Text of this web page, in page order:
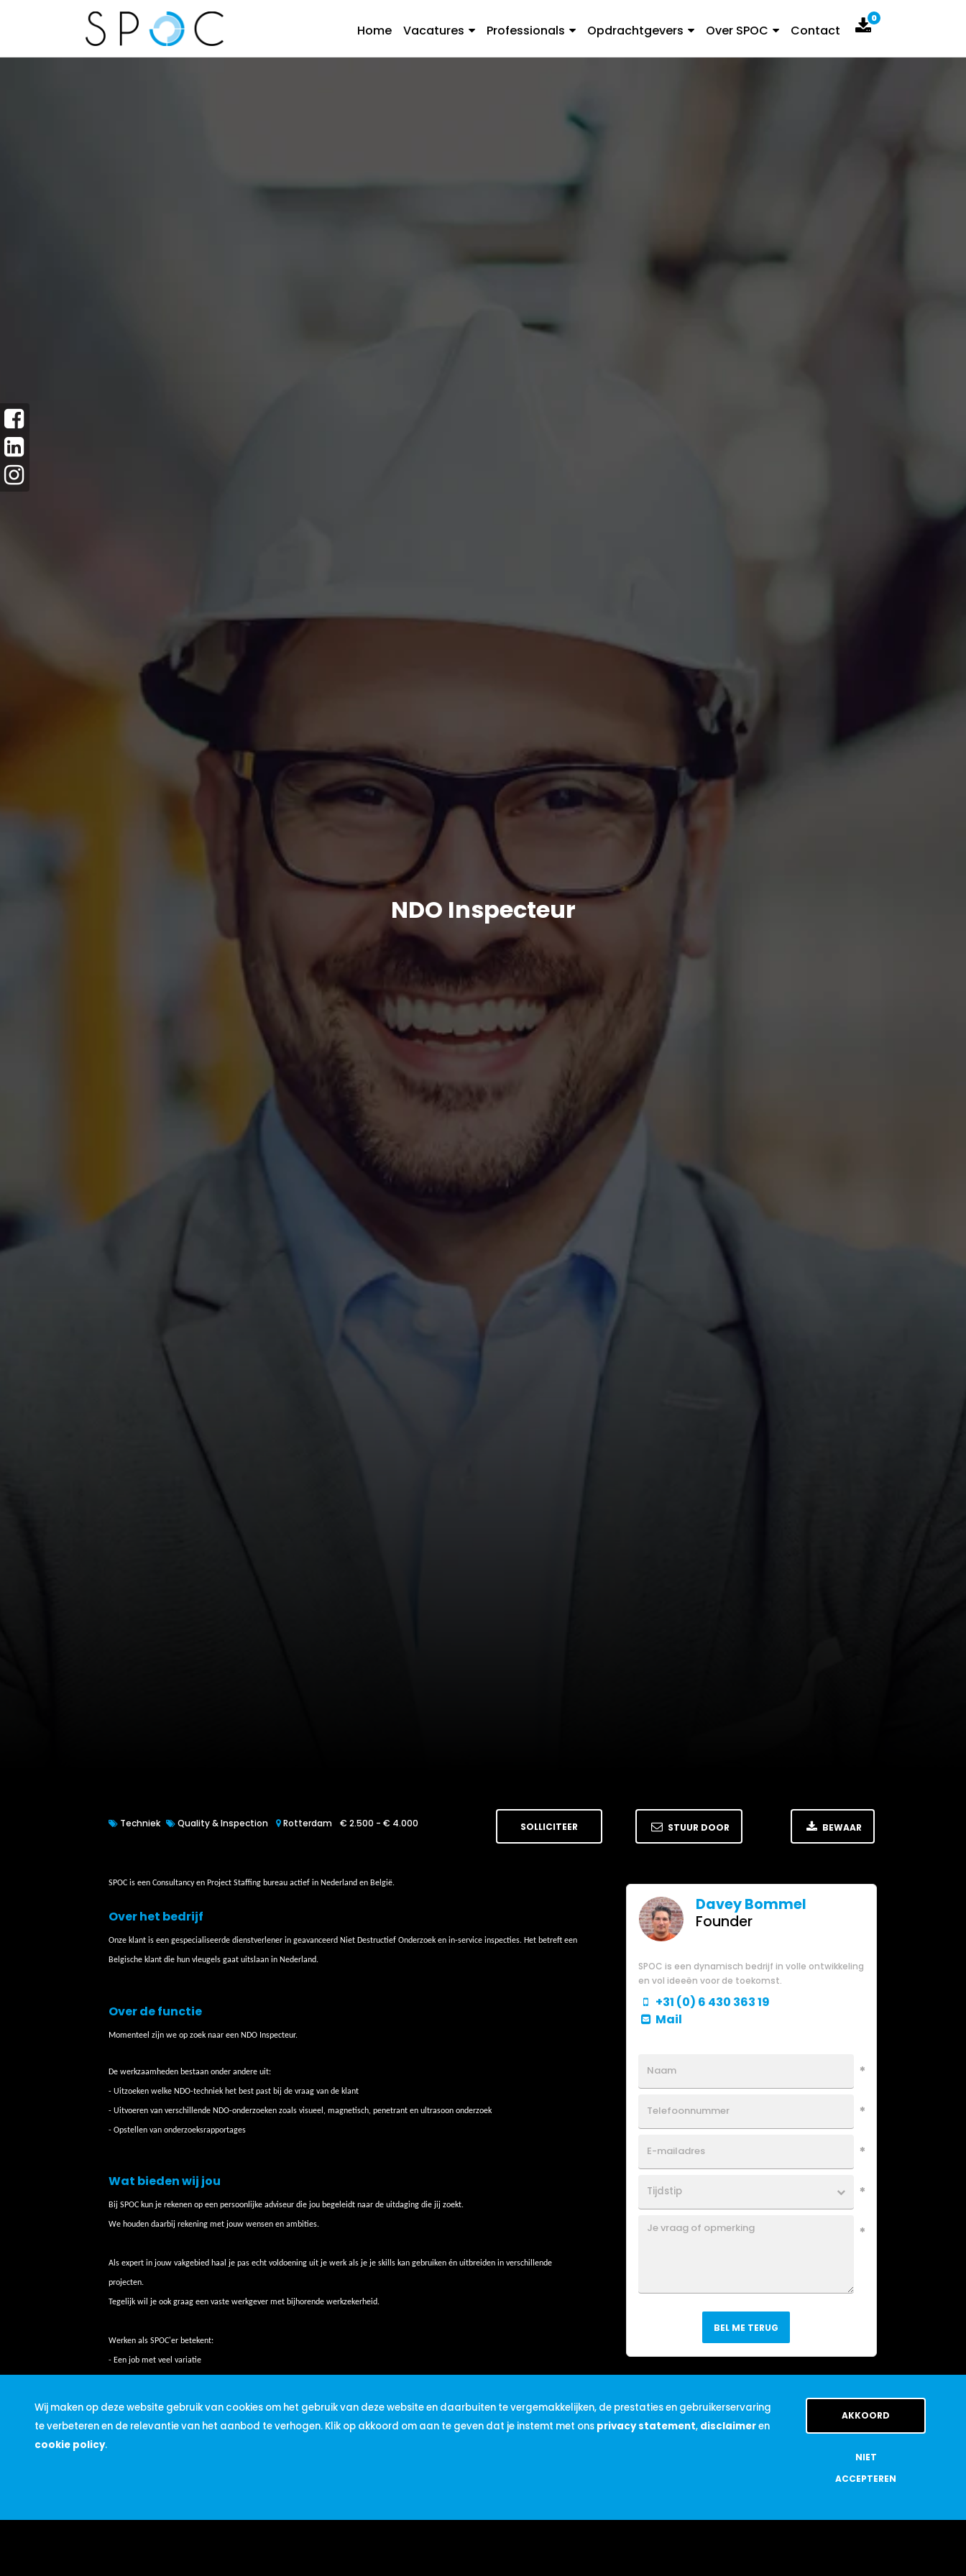
Home Vacatures Professionals Opdrachtgevers Over SPOC Contact
0
NDO Inspecteur
Techniek Quality & Inspection Rotterdam € 2.500 - € 4.000 SOLLICITEER STUUR DOOR BEWAAR
SPOC is een Consultancy en Project Staffing bureau actief in Nederland en België.
Over het bedrijf
Onze klant is een gespecialiseerde dienstverlener in geavanceerd Niet Destructief Onderzoek en in-service inspecties. Het betreft een
Belgische klant die hun vleugels gaat uitslaan in Nederland.
Over de functie
Momenteel zijn we op zoek naar een NDO Inspecteur.
De werkzaamheden bestaan onder andere uit:
- Uitzoeken welke NDO-techniek het best past bij de vraag van de klant
- Uitvoeren van verschillende NDO-onderzoeken zoals visueel, magnetisch, penetrant en ultrasoon onderzoek
- Opstellen van onderzoeksrapportages
Wat bieden wij jou
Bij SPOC kun je rekenen op een persoonlijke adviseur die jou begeleidt naar de uitdaging die jij zoekt.
We houden daarbij rekening met jouw wensen en ambities.
Als expert in jouw vakgebied haal je pas echt voldoening uit je werk als je je skills kan gebruiken én uitbreiden in verschillende
projecten.
Tegelijk wil je ook graag een vaste werkgever met bijhorende werkzekerheid.
Werken als SPOC'er betekent:
- Een job met veel variatie
Davey Bommel
Founder
SPOC is een dynamisch bedrijf in volle ontwikkeling
en vol ideeën voor de toekomst.
+31 (0) 6 430 363 19
Mail
BEL ME TERUG
Wij maken op deze website gebruik van cookies om het gebruik van deze website en daarbuiten te vergemakkelijken, de prestaties en gebruikerservaring
te verbeteren en de relevantie van het aanbod te verhogen. Klik op akkoord om aan te geven dat je instemt met ons privacy statement, disclaimeren
cookie policy.
AKKOORD
NIET
ACCEPTEREN